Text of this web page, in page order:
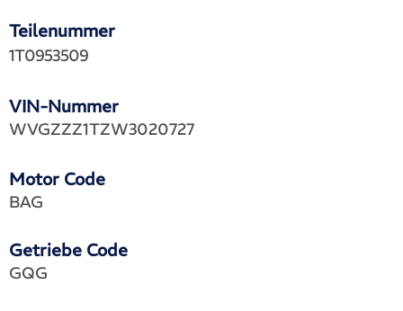
Teilenummer
VIN-Nummer
1T0953509
WVGZZZ1TZW3020727
Motor Code
Getriebe Code
BAG
GQG